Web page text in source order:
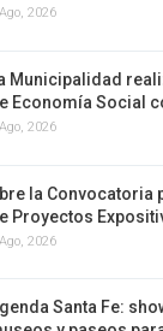
2026
Municipalidad
Economía Social
2026
la Convocatoria
Proyectos
2026
Santa Fe: